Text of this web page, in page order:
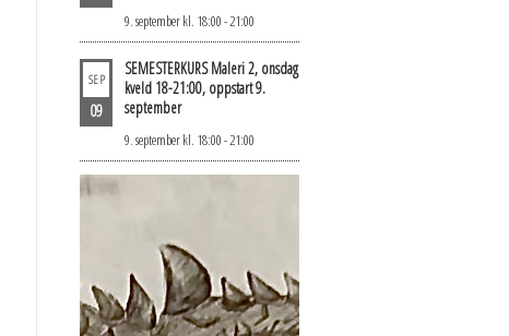
9. september kl. 18:00-21:00
SEP
09
SEMESTERKURS Maleri 2, onsdag
kveld 18-21:00, oppstart 9.
september
9. september kl. 18:00-21:00